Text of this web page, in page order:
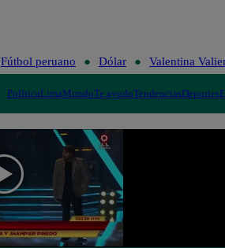
Fútbol peruano Dólar Valentina
PolíticaLimaMundoTe ayudoTendenciasDeportes